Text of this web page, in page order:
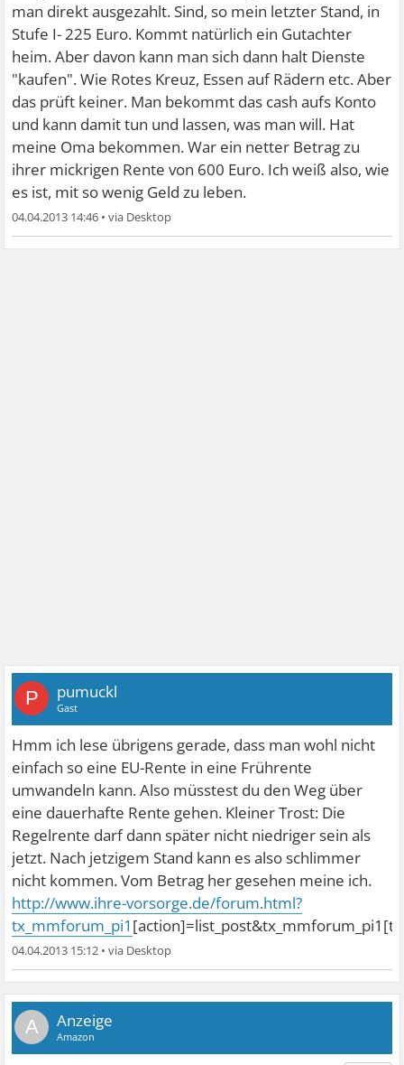
man direkt ausgezahlt. Sind, so mein letzter Stand, in
Stufe I- 225 Euro. Kommt natürlich ein Gutachter
heim. Aber davon kann man sich dann halt Dienste
"kaufen". Wie Rotes Kreuz, Essen auf Rädern etc. Aber
das prüft keiner. Man bekommt das cash aufs Konto
und kann damit tun und lassen, was man will. Hat
meine Oma bekommen. War ein netter Betrag zu
ihrer mickrigen Rente von 600 Euro. Ich weiß also, wie
es ist, mit so wenig Geld zu leben.
04.04.2013 14:46 •
P pumuckl
Gast
Hmm ich lese übrigens gerade, dass man wohl nicht
einfach so eine EU-Rente in eine Frührente
umwandeln kann. Also müsstest du den Weg über
eine dauerhafte Rente gehen. Kleiner Trost: Die
Regelrente darf dann später nicht niedriger sein als
jetzt. Nach jetzigem Stand kann es also schlimmer
nicht kommen. Vom Betrag her gesehen meine ich.
http://www.ihre-vorsorge.de/forum.html?
tx_mmforum_pi1
04.04.2013 15:12 •
A